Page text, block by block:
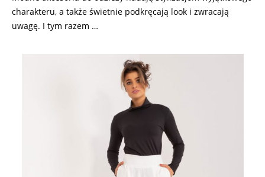
charakteru, a także świetnie podkręcają look i zwracają
uwagę. I tym razem …